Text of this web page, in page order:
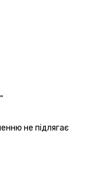
не підлягає